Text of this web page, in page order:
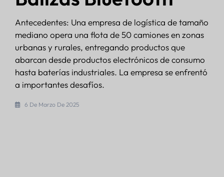
Antecedentes: Una empresa de logística de tamaño
mediano opera una flota de 50 camiones en zonas
urbanas y rurales, entregando productos que
abarcan desde productos electrónicos de consumo
hasta baterías industriales. La empresa se enfrentó
a importantes desafíos.
6 De Marzo De 2025